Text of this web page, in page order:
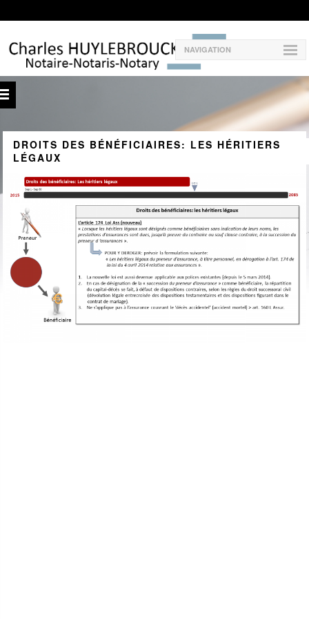
NAVIGATION
DROITS DES BÉNÉFICIAIRES: LES HÉRITIERS
LÉGAUX